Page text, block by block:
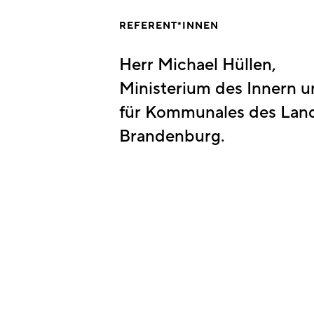
REFERENT*INNEN
Herr Michael Hüllen,
Ministerium des Innern
für Kommunales des
Brandenburg.